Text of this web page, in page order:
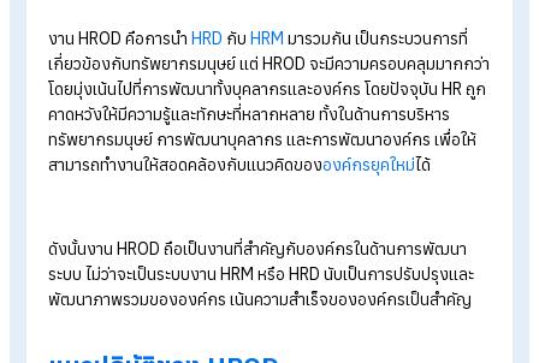
เกิดความผูกพันและมีส่วนร่วมในการทำงาน
Explore HumanSoft HR software
Payroll software pricing from THB 590/month
Start a free 30-day trial